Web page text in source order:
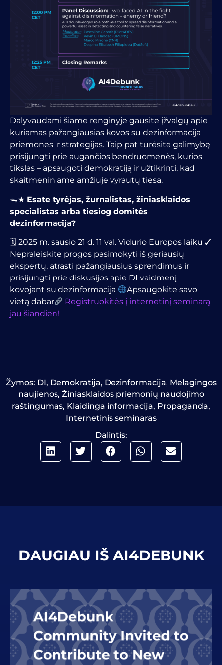
Dalyvaudami šiame renginyje gausite įžvalgų apie
kuriamas pažangiausias kovos su dezinformacija
priemones ir strategijas. Taip pat turėsite galimybę
prisijungti prie augančios bendruomenės, kurios
tikslas – apsaugoti demokratiją ir užtikrinti, kad
skaitmeniniame amžiuje vyrautų tiesa.
ᯓ★ Esate tyrėjas, žurnalistas, žiniasklaidos
specialistas arba tiesiog domitės
dezinformacija?
🗓 2025 m. sausio 21 d. 11 val. Vidurio Europos laiku ✓
Nepraleiskite progos pasimokyti iš geriausių
ekspertų, atrasti pažangiausius sprendimus ir
prisijungti prie diskusijos apie DI vaidmenį
kovojant su dezinformacija
Apsaugokite savo
vietą dabar
Registruokitės į internetinį seminarą
jau šiandien!
Žymos: DI, Demokratija, Dezinformacija, Melagingos
naujienos, Žiniasklaidos priemonių naudojimo
raštingumas, Klaidinga informacija, Propaganda,
Internetinis seminaras
Dalintis:
DAUGIAU IŠ AI4DEBUNK